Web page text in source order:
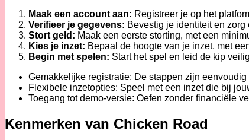
Maak een account aan: Registreer je op het
Verifieer je gegevens: Bevestig je identiteit en
Stort geld: Maak een eerste storting, met een
Kies je inzet: Bepaal de hoogte van je inzet, met
Begin met spelen: Start het spel en leid de kip
Gemakkelijke registratie: De stappen zijn
Flexibele inzetopties: Speel met een inzet die bij
Toegang tot demo-versie: Oefen zonder financiële
Kenmerken van Chicken Road